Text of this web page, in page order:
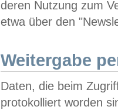
deren Nutzung zum
etwa über den
Weitergabe
Daten, die beim
protokolliert worden